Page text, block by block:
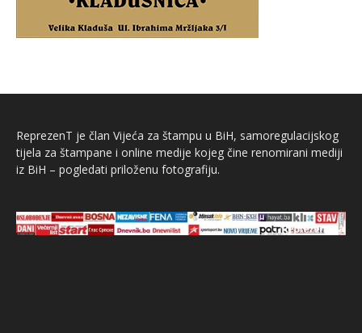
ReprezenT je član Vijeća za štampu u BiH, samoregulacijskog
tijela za štampane i online medije kojeg čine renomirani mediji
iz BiH – pogledati priloženu fotografiju.